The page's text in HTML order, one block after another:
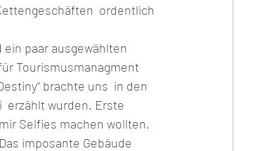
ordentlich
paar ausgewählten
Tourismusmanagment
brachte uns  in den
erzählt wurden. Erste
Selfies machen wollten.
imposante Gebäude